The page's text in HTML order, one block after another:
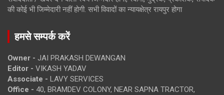
की कोई भी जिम्मेदारी नहीं होगी. सभी विवादों का न्यायक्षेत्र रायपुर होगा
हमसे सम्पर्क करें
Owner - JAI PRAKASH DEWANGAN
Editor - VIKASH YADAV
Associate - LAVY SERVICES
Office - 40, BRAMDEV COLONY, NEAR SAPNA TRACTOR,